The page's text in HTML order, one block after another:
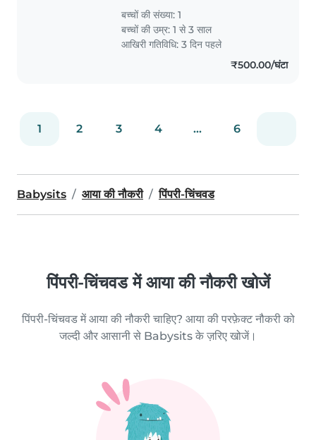
and curious toddler. Our little
one loves to play and explore, so
someone who can keep up with..
बच्चों की संख्या: 1
बच्चों की उम्र:1 से 3 साल
आखिरी गतिविधि: 3 दिन पहले
₹500.00/घंटा
1 2 3 4 ... 6
Babysits आया की नौकरी पिंपरी-चिंचवड
पिंपरी-चिंचवड में आया की नौकरी खोजें
पिंपरी-चिंचवड में आया की नौकरी चाहिए? आया की परफ़ेक्ट नौकरी को
जल्दी और आसानी से Babysits के ज़रिए खोजें।